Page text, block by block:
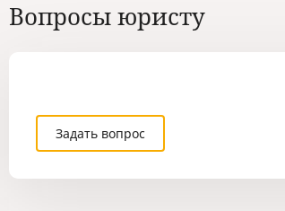
Вопросы юристу
Задать вопрос